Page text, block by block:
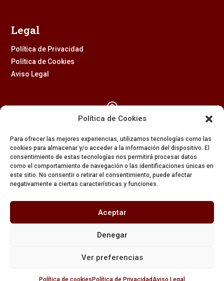
Política de Cookies
Para ofrecer las mejores experiencias, utilizamos tecnologías como las
cookies para almacenar y/o acceder a la información del dispositivo. El
consentimiento de estas tecnologías nos permitirá procesar datos
como el comportamiento de navegación o las identificaciones únicas en
este sitio. No consentir o retirar el consentimiento, puede afectar
negativamente a ciertas características y funciones.
Aceptar
Denegar
Ver preferencias
Política de cookies Política de Privacidad Aviso Legal
Legal
Política de Privacidad
Política de Cookies
Aviso Legal

954 229 437

608 84 84 82

secretaria@amargura.org
mayordomia@amargura.org